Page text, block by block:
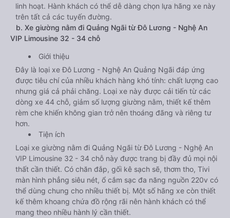
linh hoạt. Hành khách có thể dễ dàng chọn lựa hãng xe này
trên tất cả các tuyến đường.
b. Xe giường nằm đi Quảng Ngãi từ Đô Lương - Nghệ An
VIP Limousine 32 - 34 chỗ
Giới thiệu
Đây là loại xe Đô Lương - Nghệ An Quảng Ngãi đáp ứng
được tiêu chí của nhiều khách hàng khó tính: chất lượng cao
nhưng giá cả phải chăng. Loại xe này được cải tiến từ các
dòng xe 44 chỗ, giảm số lượng giường nằm, thiết kế thêm
rèm che khiến không gian trở nên thoáng đãng và riêng tư
hơn.
Tiện ích
Loại xe giường nằm đi Quảng Ngãi từ Đô Lương - Nghệ An
VIP Limousine 32 - 34 chỗ này được trang bị đầy đủ mọi nội
thất cần thiết. Có chăn đắp, gối kê sạch sẽ, thơm tho, Tivi
màn hình phẳng siêu nét, ổ cắm sạc đa năng nguồn 220v có
thể dùng chung cho nhiều thiết bị. Một số hãng xe còn thiết
kế thêm khoang chứa đồ rộng rãi nên hành khách có thể
mang theo nhiều hành lý cần thiết.